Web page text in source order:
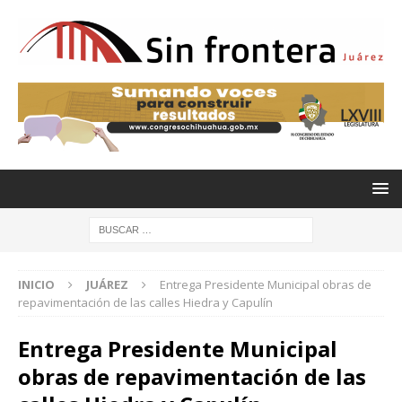
INICIO JUÁREZ
Entrega Presidente Municipal obras de
repavimentación de las calles Hiedra y Capulín
Entrega Presidente Municipal
obras de repavimentación de las